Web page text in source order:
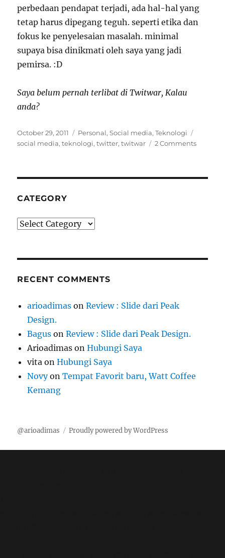
perbedaan pendapat terjadi, ada hal-hal yang
tetap harus dipegang teguh. seperti etika dan
fokus ke penyelesaian masalah. minimal
supaya bisa dinikmati oleh saya yang jadi
pemirsa. :D
Saya belum pernah terlibat di Twitwar, Kalau
anda?
Posted
on
October 29, 2011 Categories
Personal,Social media,Teknologi
social media,teknologi,twitter,twitwar 2 Comments
CATEGORY
Category
RECENT COMMENTS
arioadimas onReview : Slide dari Peak
Design.
Bagus onReview : Slide dari Peak Design.
Arioadimas onHubungi Saya
vita onHubungi Saya
NovyonTempat Favorit baru, Watt Coffee
Kemang
@arioadimas Proudly powered by WordPress